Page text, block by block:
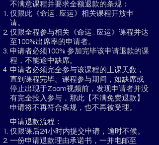
不满意课程并要求全额退款的条规：
仅限此《命运 . 应运》相关课程开放申
请。
仅限全程参与相关《命运 . 应运》课程并达
至100%出席率的申请者。
申请者必须100% 参加完毕该申请退款的课
程，不能途中缺席。
申请者必须完全参与该课程的上课天数，
直到课程完毕。课程参与期间，如缺席或
停止出现于Zoom视频前，发现申请者并没
有完全投入参与，那此【不满免费退款】
申请将不再符合条规，也不再被受理。
申请退款流程：
仅限课后24小时内提交申请，逾时不候。
一份申请退款理由承诺书，一并电邮至